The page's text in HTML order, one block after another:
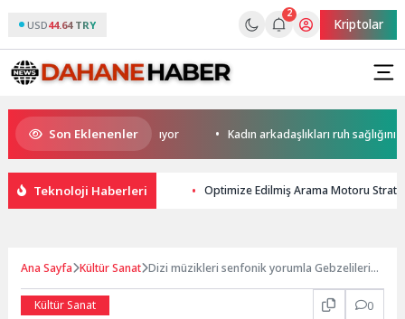
USD44.64 TRY
2
Kriptolar
Son Eklenenler
yerini yapay zekaya bırakıyor Kadın arkadaşlıkları ruh sağlığını
Teknoloji Haberleri Optimize Edilmiş Arama Motoru
Ana Sayfa Kültür Sanat Dizi müzikleri senfonik yorumla Gebzelileri
Kültür Sanat
0